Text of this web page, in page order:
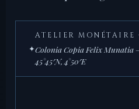
✦
ATELIER MONÉTAIRE
Colonia Copia Felix Munatia
45°45′N, 4°50′E